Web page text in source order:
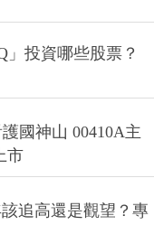
」投資哪些股票？
國神山 00410A主
市
追高還是觀望？專